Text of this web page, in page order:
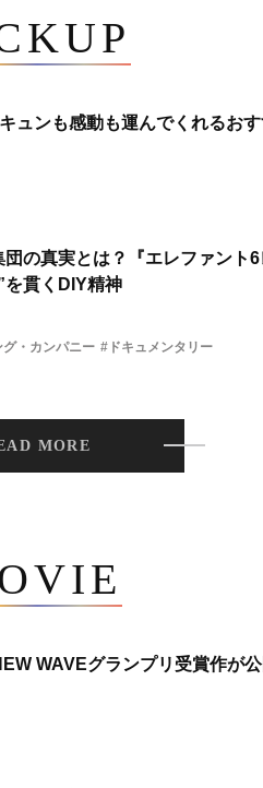
ュンも感動も運んでくれるお
の真実とは？『エレファント
を貫くDIY精神
・カンパニー #ドキュメンタリー
MORE
WAVEグランプリ受賞作が